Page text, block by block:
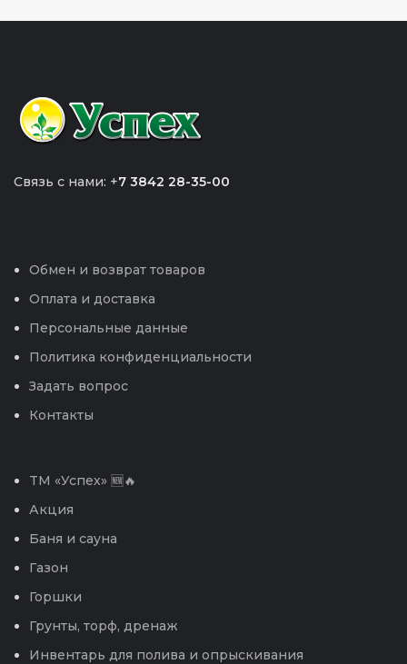
Связь с нами: +7 3842 28-35-00
Обмен и возврат товаров
Оплата и доставка
Персональные данные
Политика конфиденциальности
Задать вопрос
Контакты
TM «Успех» 🆕🔥
Акция
Баня и сауна
Газон
Горшки
Грунты, торф, дренаж
Инвентарь для полива и опрыскивания